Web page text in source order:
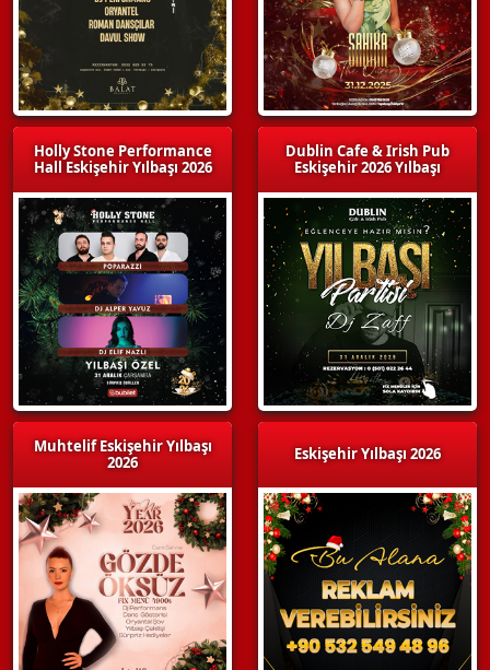
Holly Stone Performance
Hall Eskişehir Yılbaşı 2026
Muhtelif Eskişehir Yılbaşı
2026
Dublin Cafe & Irish Pub
Eskişehir 2026 Yılbaşı
Eskişehir Yılbaşı 2026